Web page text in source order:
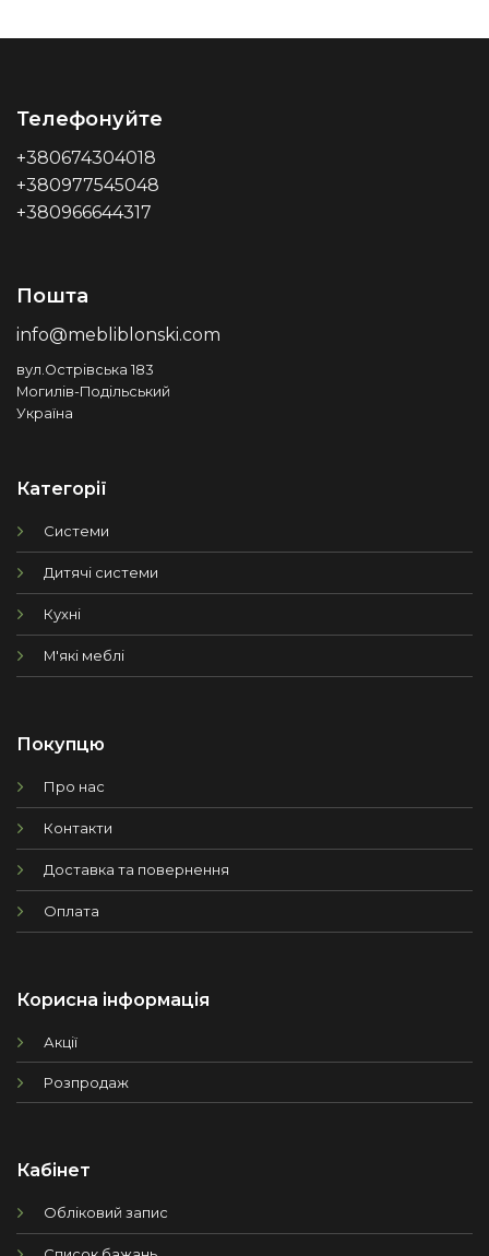
Телефонуйте
+380674304018
+380977545048
+380966644317
Пошта
info@mebliblonski.com
вул.Острівська 183
Могилів-Подільський
Україна
Категорії
Системи
Дитячі системи
Кухні
М'які меблі
Покупцю
Про нас
Контакти
Доставка та повернення
Оплата
Корисна інформація
Акції
Розпродаж
Кабінет
Обліковий запис